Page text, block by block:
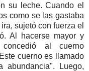
su leche. Cuando el
como se las gastaba
sujetó con fuerza el
Al hacerse mayor y
al cuerno
cuerno es llamado
Luego,